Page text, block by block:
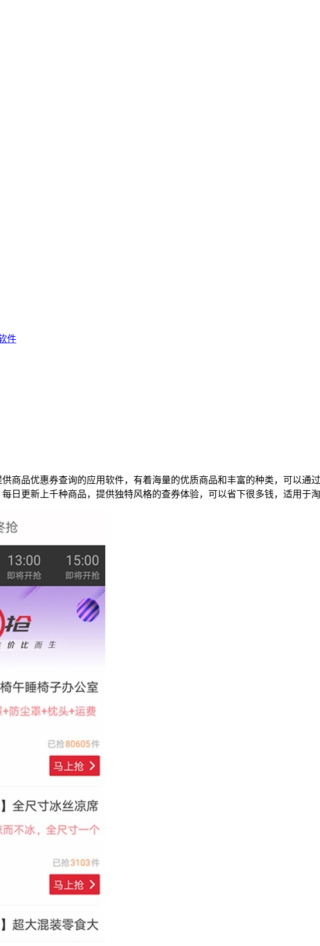
件
商品优惠券查询的应用软件，有着海量的优质商品和丰富的种类，可以通
日更新上千种商品，提供独特风格的查券体验，可以省下很多钱，适用于